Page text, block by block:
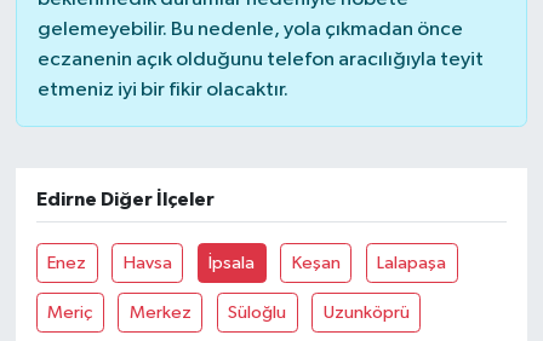
gelemeyebilir. Bu nedenle, yola çıkmadan önce
eczanenin açık olduğunu telefon aracılığıyla teyit
etmeniz iyi bir fikir olacaktır.
Edirne Diğer İlçeler
Enez Havsa İpsala Keşan Lalapaşa
Meriç Merkez Süloğlu Uzunköprü
DÜNYA
YEREL